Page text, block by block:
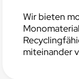
Wir bieten
miteinander